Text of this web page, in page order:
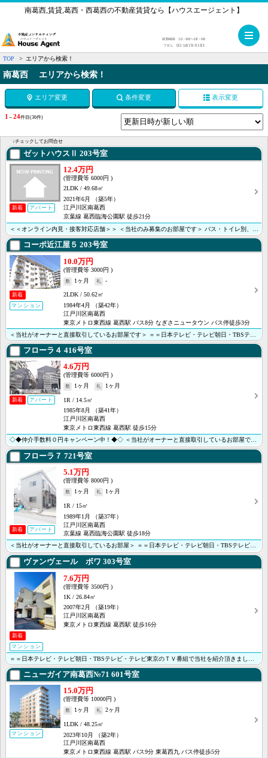
南葛西,賃貸,葛西・西葛西の不動産賃貸なら【ハウスエージェント】
TOP エリアから検索！
南葛西 エリアから検索！
エリア変更 条件変更 表示変更
1 ～24件目 (36件)
↓チェックしてお問合せ
ゼットハウスⅡ 203号室
新着 アパート
12.4万円
6000円
2LDK
49.68㎡
2021年6月
（築5年）
江戸川区南葛西
京葉線 葛西臨海公園駅 徒歩21分
コーポ近江屋５ 203号室
新着
マンション
10.0万円
3000円
1ヶ月
-
2LDK
50.62㎡
1984年4月
（築42年）
江戸川区南葛西
東京メトロ東西線 葛西駅 バス8分 なぎさニュータウン バス停徒歩3分
フローラ４ 416号室
新着 アパート
4.6万円
6000円
1ヶ月
1ヶ月
1R
14.5㎡
1985年8月
（築41年）
江戸川区南葛西
東京メトロ東西線 葛西駅 徒歩15分
◇◆仲介手数料０円キャンペーン中！◆◇ ＜当社がオーナーと直接取引しているお部屋です＞ ＝＝テレビ朝･･･
フローラ７ 721号室
新着 アパート
5.1万円
8000円
1ヶ月
1ヶ月
1R
15㎡
1989年1月
（築37年）
江戸川区南葛西
京葉線 葛西臨海公園駅 徒歩18分
＜当社がオーナーと直接取引しているお部屋＞ ＝＝日本テレビ・テレビ朝日・TBSテレビ・テレビ東京のＴ･･･
ヴァンヴェール ボワ 303号室
新着
マンション
7.6万円
3500円
1K
26.84㎡
2007年2月
（築19年）
江戸川区南葛西
東京メトロ東西線 葛西駅 徒歩16分
ニューガイア南葛西№71 601号室
マンション
15.0万円
10000円
1ヶ月
2ヶ月
1LDK
48.25㎡
2023年10月
（築2年）
江戸川区南葛西
東京メトロ東西線 葛西駅 バス9分 東葛西九 バス停徒歩5分